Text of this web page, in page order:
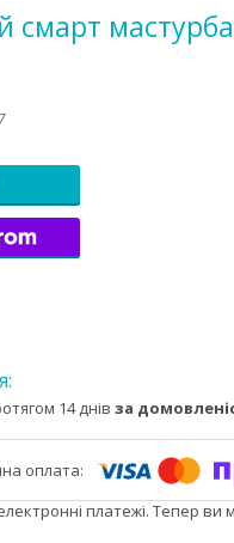
14 днів за
платежі. Тепер